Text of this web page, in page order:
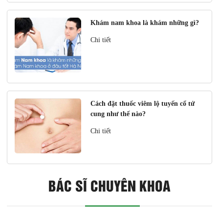
Khám nam khoa là khám những gì?
Chi tiết
Cách đặt thuốc viêm lộ tuyến cổ tử
cung như thế nào?
Chi tiết
BÁC SĨ CHUYÊN KHOA